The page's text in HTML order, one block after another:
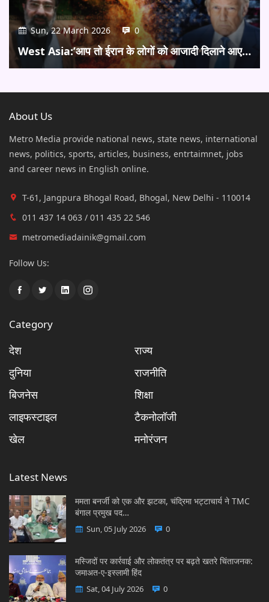
Sun, 22 March 2026 0
West Asia:’आप तो ईरान के लोगों को आजादी दिलाने आए…
About Us
Metro Media provide national news, state news, international
news, politics, sports, articles, business, entrtaimnet, jobs
and career news in English online.
T-61, Jangpura Bhogal Road, Bhogal, New Delhi - 110014
011 437 14 063 / 011 435 22 546
metromediadainik@gmail.com
Follow Us:
Category
देश
राज्य
दुनिया
राजनीति
बिजनेस
शिक्षा
लाइफस्टाइल
टैकनोलॉजी
खेल
मनोरंजन
Latest News
ममता बनर्जी को एक और झटका, चंद्रिमा भट्टाचार्य ने TMC
बंगाल प्रमुख पद…
Sun, 05 July 2026 0
मस्जिदों पर कार्रवाई और लोकतंत्र पर बढ़ते खतरे चिंताजनक:
जमाअत-ए-इस्लामी हिंद
Sat, 04 July 2026 0